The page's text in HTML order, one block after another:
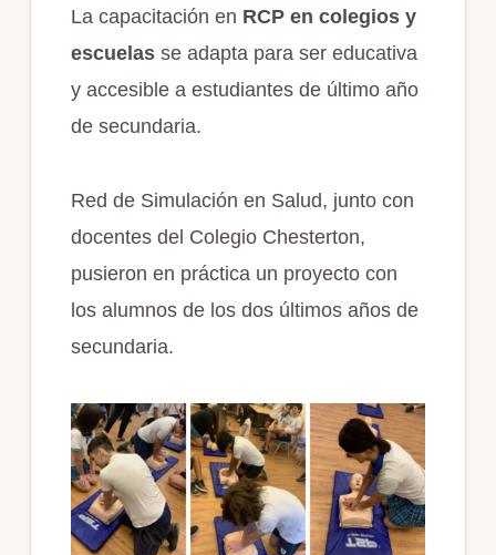
La capacitación en RCP en colegios y
escuelas se adapta para ser educativa
y accesible a estudiantes de último año
de secundaria.
Red de Simulación en Salud, junto con
docentes del Colegio Chesterton,
pusieron en práctica un proyecto con
los alumnos de los dos últimos años de
secundaria.